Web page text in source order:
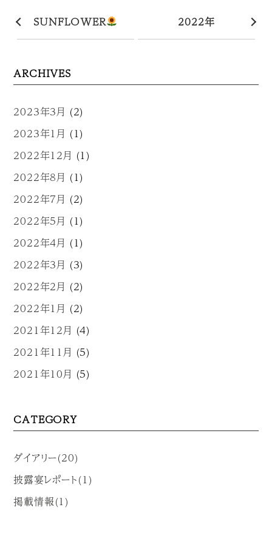
SUNFLOWER 2022年
ARCHIVES
2023年3月 (2)
2023年1月 (1)
2022年12月 (1)
2022年8月 (1)
2022年7月 (2)
2022年5月 (1)
2022年4月 (1)
2022年3月 (3)
2022年2月 (2)
2022年1月 (2)
2021年12月 (4)
2021年11月 (5)
2021年10月 (5)
CATEGORY
ダイアリー(20)
披露宴レポート(1)
掲載情報(1)